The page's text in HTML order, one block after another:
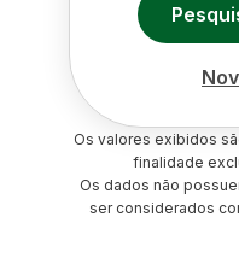
Os valores exibidos
finalidade
Os dados não
ser considerados